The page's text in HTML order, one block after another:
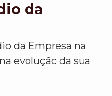
da
da Empresa na
evolução da sua